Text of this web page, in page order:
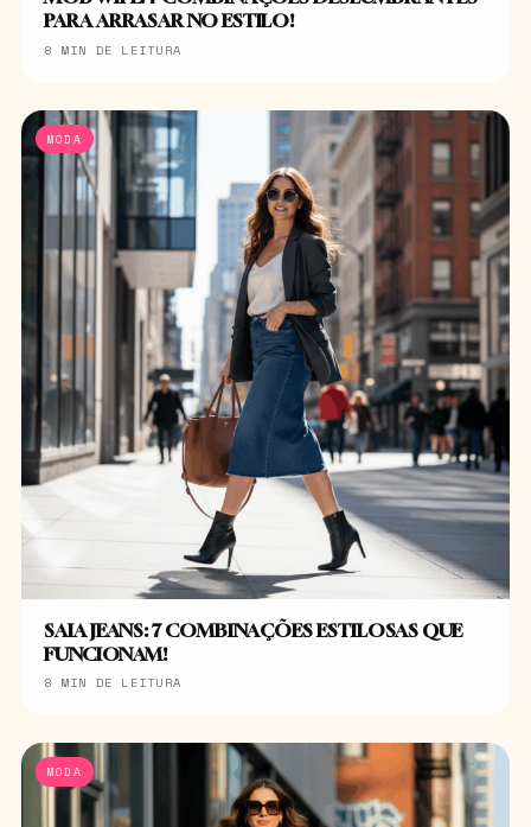
PARA ARRASAR NO ESTILO!
8 MIN DE LEITURA
MODA
SAIA JEANS: 7 COMBINAÇÕES ESTILOSAS QUE
FUNCIONAM!
8 MIN DE LEITURA
MODA